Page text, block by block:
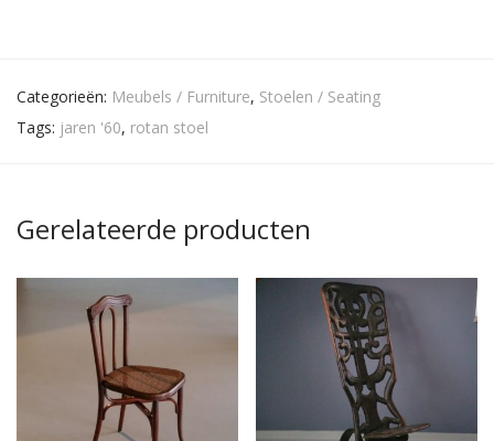
Categorieën: Meubels / Furniture, Stoelen / Seating
Tags: jaren '60, rotan stoel
Gerelateerde producten